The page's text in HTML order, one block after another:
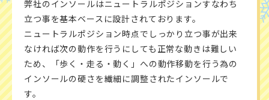
弊社のインソールはニュートラルポジションすなわち
立つ事を基本ベースに設計されております。
ニュートラルポジション時点でしっかり立つ事が出来
なければ次の動作を行うにしても正常な動きは難しい
ため、「歩く・走る・動く」への動作移動を行う為の
インソールの硬さを繊細に調整されたインソールで
す。